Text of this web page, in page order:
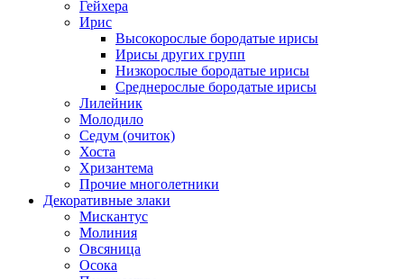
Гейхера
Ирис
Высокорослые бородатые ирисы
Ирисы других групп
Низкорослые бородатые ирисы
Среднерослые бородатые ирисы
Лилейник
Молодило
Седум (очиток)
Хоста
Хризантема
Прочие многолетники
Декоративные злаки
Мискантус
Молиния
Овсяница
Осока